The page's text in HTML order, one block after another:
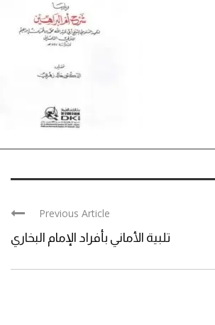
Previous Article
تلبية الأماني بأفراد الإمام البخاري